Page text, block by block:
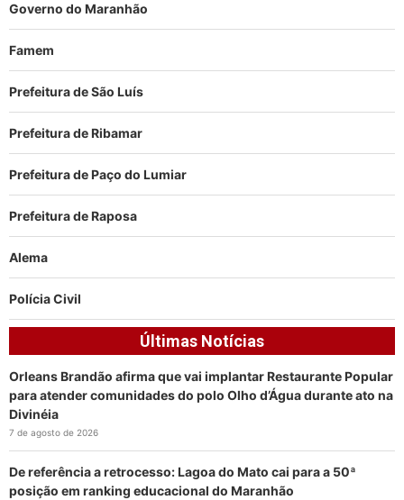
Governo do Maranhão
Famem
Prefeitura de São Luís
Prefeitura de Ribamar
Prefeitura de Paço do Lumiar
Prefeitura de Raposa
Alema
Polícia Civil
Últimas Notícias
Orleans Brandão afirma que vai implantar Restaurante Popular
para atender comunidades do polo Olho d’Água durante ato na
Divinéia
7 de agosto de 2026
De referência a retrocesso: Lagoa do Mato cai para a 50ª
posição em ranking educacional do Maranhão